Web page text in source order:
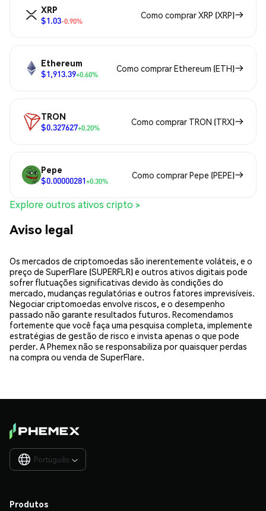
XRP
$1.03-0.90%
Como comprar XRP (XRP)
Ethereum
$1,913.39+0.60%
Como comprar Ethereum (ETH)
TRON
$0.327627+0.20%
Como comprar TRON (TRX)
Pepe
$0.00000281+0.30%
Como comprar Pepe (PEPE)
Explore outros ativos cripto >
Aviso legal
Os mercados de criptomoedas são inerentemente voláteis, e o
preço de SuperFlare (SUPERFLR) e outros ativos digitais pode
sofrer flutuações significativas devido às condições do
mercado, mudanças regulatórias e outros fatores imprevisíveis.
Negociar criptomoedas envolve riscos, e o desempenho
passado não garante resultados futuros. Recomendamos
fortemente que você faça uma pesquisa completa, implemente
estratégias de gestão de risco e invista apenas o que pode
perder. A Phemex não se responsabiliza por quaisquer perdas
na compra ou venda de SuperFlare.
Português 
Produtos